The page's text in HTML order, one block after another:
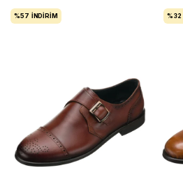
%57 İNDIRIM %32